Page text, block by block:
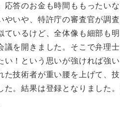
応答のお金も時間ももったい
やいや、特許庁の審査官が調
ているけど、全体像も細部も
議を開きました。そこで弁理
い！という思いが強ければ強
た技術者が重い腰を上げて、
た。結果は登録となりました